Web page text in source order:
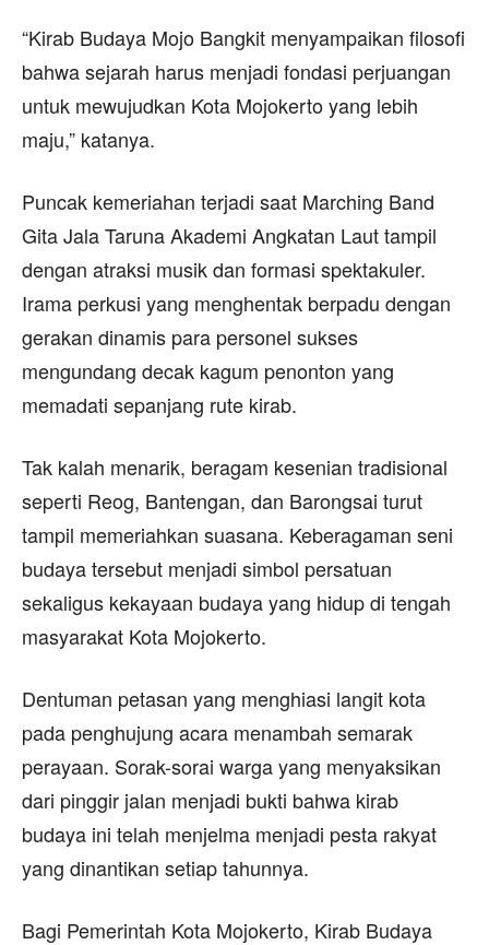
“Kirab Budaya Mojo Bangkit menyampaikan filosofi
bahwa sejarah harus menjadi fondasi perjuangan
untuk mewujudkan Kota Mojokerto yang lebih
maju,” katanya.
Puncak kemeriahan terjadi saat Marching Band
Gita Jala Taruna Akademi Angkatan Laut tampil
dengan atraksi musik dan formasi spektakuler.
Irama perkusi yang menghentak berpadu dengan
gerakan dinamis para personel sukses
mengundang decak kagum penonton yang
memadati sepanjang rute kirab.
Tak kalah menarik, beragam kesenian tradisional
seperti Reog, Bantengan, dan Barongsai turut
tampil memeriahkan suasana. Keberagaman seni
budaya tersebut menjadi simbol persatuan
sekaligus kekayaan budaya yang hidup di tengah
masyarakat Kota Mojokerto.
Dentuman petasan yang menghiasi langit kota
pada penghujung acara menambah semarak
perayaan. Sorak-sorai warga yang menyaksikan
dari pinggir jalan menjadi bukti bahwa kirab
budaya ini telah menjelma menjadi pesta rakyat
yang dinantikan setiap tahunnya.
Bagi Pemerintah Kota Mojokerto, Kirab Budaya